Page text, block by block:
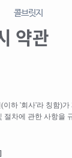
콜브릿지
약관
하 '회사'라 칭함)
절차에 관한 사항을